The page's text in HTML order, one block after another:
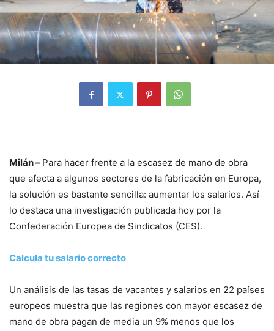
Milán – Para hacer frente a la escasez de mano de obra
que afecta a algunos sectores de la fabricación en Europa,
la solución es bastante sencilla: aumentar los salarios. Así
lo destaca una investigación publicada hoy por la
Confederación Europea de Sindicatos (CES).
Calcula tu salario correcto
Un análisis de las tasas de vacantes y salarios en 22 países
europeos muestra que las regiones con mayor escasez de
mano de obra pagan de media un 9% menos que los